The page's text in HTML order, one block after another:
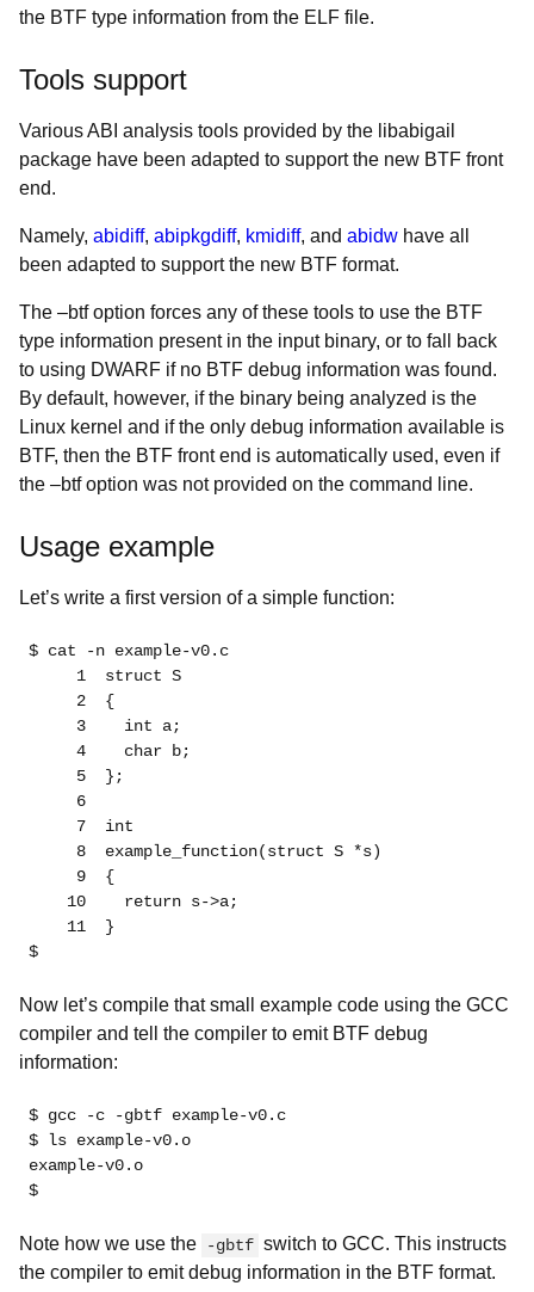
the BTF type information from the ELF file.
Tools support
Various ABI analysis tools provided by the libabigail
package have been adapted to support the new BTF front
end.
Namely, abidiff, abipkgdiff, kmidiff, and abidw have all
been adapted to support the new BTF format.
The –btf option forces any of these tools to use the BTF
type information present in the input binary, or to fall back
to using DWARF if no BTF debug information was found.
By default, however, if the binary being analyzed is the
Linux kernel and if the only debug information available is
BTF, then the BTF front end is automatically used, even if
the –btf option was not provided on the command line.
Usage example
Let’s write a first version of a simple function:
$ cat -n example-v0.c
     1  struct S
     2  {
     3    int a;
     4    char b;
     5  };
     6
     7  int
     8  example_function(struct S *s)
     9  {
    10    return s->a;
    11  }
$
Now let’s compile that small example code using the GCC
compiler and tell the compiler to emit BTF debug
information:
$ gcc -c -gbtf example-v0.c
$ ls example-v0.o
example-v0.o
$
Note how we use the -gbtf switch to GCC. This instructs
the compiler to emit debug information in the BTF format.